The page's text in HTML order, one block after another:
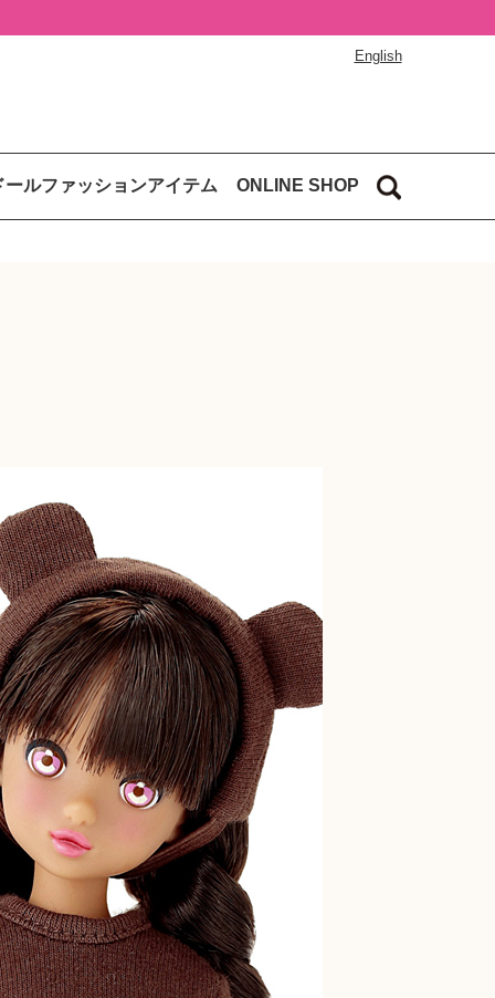
English
ールファッションアイテム ONLINE SHOP